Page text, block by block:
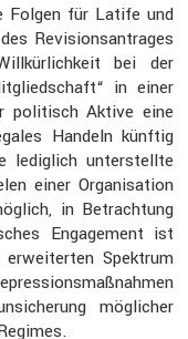
Folgen für Latife und
Revisi­ons­an­trages
bei der
in einer
politisch Aktive eine
Handeln künftig
ledig­lich unter­stellte
einer Organi­sa­tion
in Betrach­tung
Engage­ment ist
Spektrum
mögli­cher